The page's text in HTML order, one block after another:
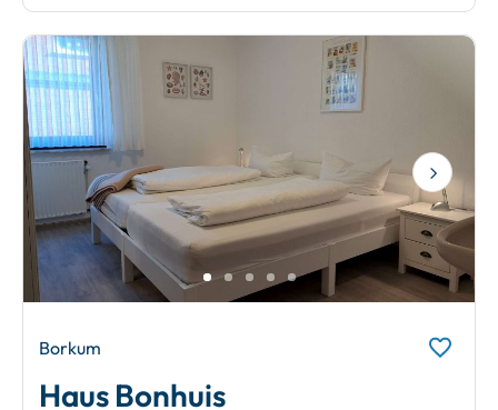
Next
Borkum
Haus Bonhuis